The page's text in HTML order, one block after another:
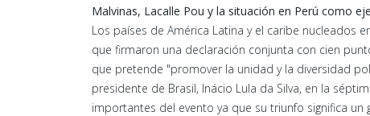
Malvinas, Lacalle Pou y la situación en Perú como
Los países de América Latina y el caribe nucleados
que firmaron una declaración conjunta con cien
que pretende "promover la unidad y la diversidad
presidente de Brasil, Inácio Lula da Silva, en la
importantes del evento ya que su triunfo significa